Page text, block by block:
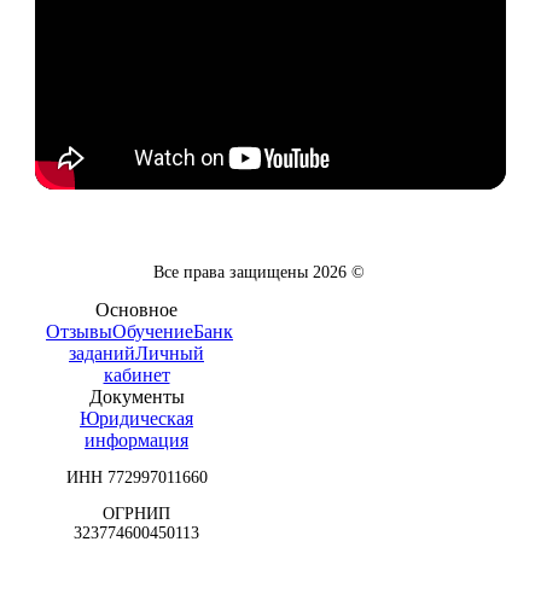
Все права защищены2026 ©
Основное
ОтзывыОбучениеБанк
заданийЛичный
кабинет
Документы
Юридическая
информация
ИНН 772997011660
ОГРНИП
323774600450113